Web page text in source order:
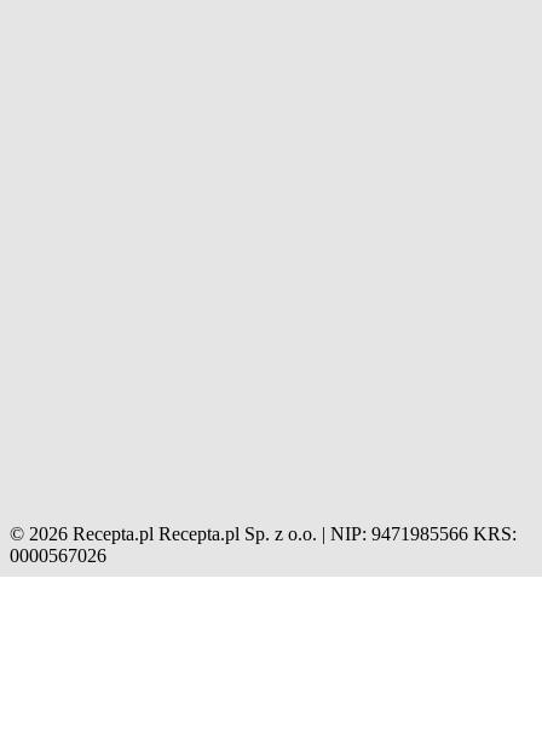
© 2026 Recepta.pl Recepta.pl Sp. z o.o. | NIP: 9471985566 KRS:
0000567026